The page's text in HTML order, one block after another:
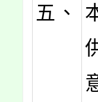
五、